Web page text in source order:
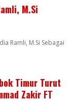
M.Si
Ramli, M.Si Sebagai
Timur Turut
Zakir FT